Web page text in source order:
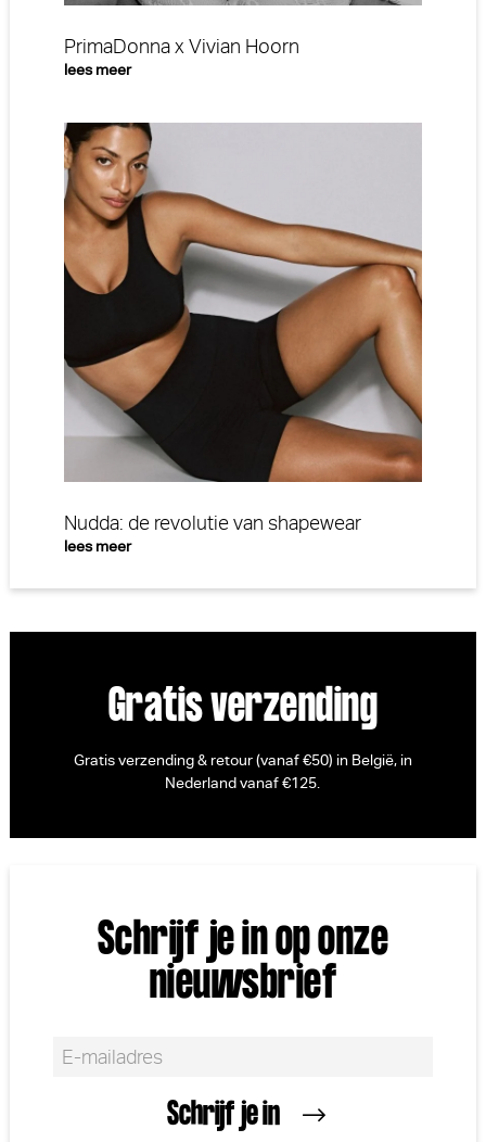
PrimaDonna x Vivian Hoorn
lees meer
Nudda: de revolutie van shapewear
lees meer
Gratis verzending
Gratis verzending & retour (vanaf €50) in België, in
Nederland vanaf €125.
Schrijf je in op onze
nieuwsbrief